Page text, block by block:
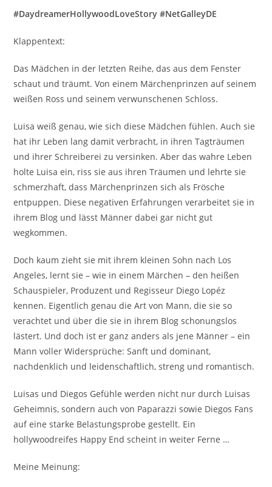
#DaydreamerHollywoodLoveStory #NetGalleyDE
Klappentext:
Das Mädchen in der letzten Reihe, das aus dem Fenster
schaut und träumt. Von einem Märchenprinzen auf seinem
weißen Ross und seinem verwunschenen Schloss.
Luisa weiß genau, wie sich diese Mädchen fühlen. Auch sie
hat ihr Leben lang damit verbracht, in ihren Tagträumen
und ihrer Schreiberei zu versinken. Aber das wahre Leben
holte Luisa ein, riss sie aus ihren Träumen und lehrte sie
schmerzhaft, dass Märchenprinzen sich als Frösche
entpuppen. Diese negativen Erfahrungen verarbeitet sie in
ihrem Blog und lässt Männer dabei gar nicht gut
wegkommen.
Doch kaum zieht sie mit ihrem kleinen Sohn nach Los
Angeles, lernt sie – wie in einem Märchen – den heißen
Schauspieler, Produzent und Regisseur Diego Lopéz
kennen. Eigentlich genau die Art von Mann, die sie so
verachtet und über die sie in ihrem Blog schonungslos
lästert. Und doch ist er ganz anders als jene Männer – ein
Mann voller Widersprüche: Sanft und dominant,
nachdenklich und leidenschaftlich, streng und romantisch.
Luisas und Diegos Gefühle werden nicht nur durch Luisas
Geheimnis, sondern auch von Paparazzi sowie Diegos Fans
auf eine starke Belastungsprobe gestellt. Ein
hollywoodreifes Happy End scheint in weiter Ferne …
Meine Meinung: